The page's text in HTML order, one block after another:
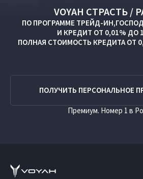
VOYAH СТРАСТЬ /
ПО ПРОГРАММЕ ТРЕЙД-ИН,
И КРЕДИТ ОТ 0,01% ДО
ПОЛНАЯ СТОИМОСТЬ КРЕДИТА ОТ
ПОЛУЧИТЬ ПЕРСОНАЛЬНОЕ
Премиум. Номер 1 в